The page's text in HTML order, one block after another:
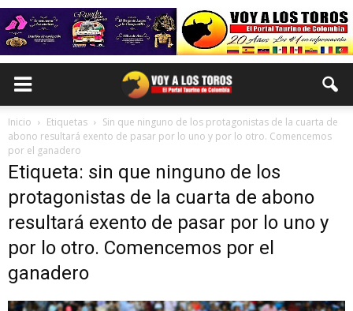
Inicio Etiquetas
Sin que ninguno de los protagonistas de la cuarta de
abono resultará exento de pasar por lo uno y por lo otro. Comencemos
por el ganadero
Etiqueta: sin que ninguno de los
protagonistas de la cuarta de abono
resultará exento de pasar por lo uno y
por lo otro. Comencemos por el
ganadero